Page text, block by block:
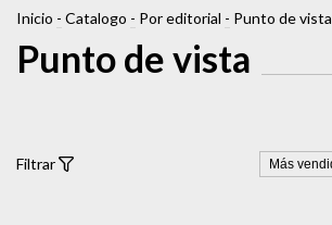
Inicio - Catalogo - Por editorial - Punto de vista
Punto de vista
Filtrar